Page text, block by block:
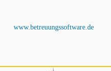
www.betreuungssoftware.de